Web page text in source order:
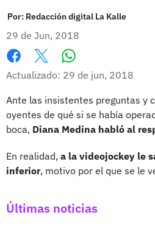
Por: Redacción digital La Kalle
29 de Jun, 2018
Facebook
X
Actualizado: 29 de jun, 2018
Ante las insistentes preguntas y
oyentes de qué si se había
boca, Diana Medina habló al
En realidad, a la videojockey le
inferior, motivo por el que se le
Últimas noticias